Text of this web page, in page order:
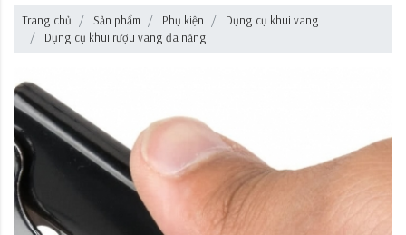
Trang chủ Sản phẩm Phụ kiện
Dụng cụ khui vang
Dụng cụ khui rượu vang đa năng